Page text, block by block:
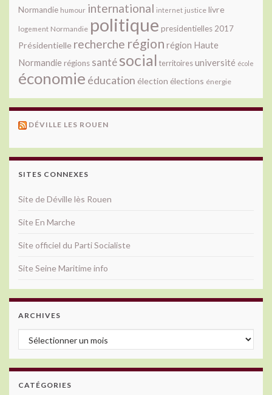
Normandie humour international internet justice livre
logement Normandie politique presidentielles 2017
Présidentielle recherche région région Haute
Normandie régions santésocial territoiresuniversité école
économie éducation élection élections énergie
DÉVILLE LES ROUEN
SITES CONNEXES
Site de Déville lès Rouen
Site En Marche
Site officiel du Parti Socialiste
Site Seine Maritime info
ARCHIVES
Archives
CATÉGORIES